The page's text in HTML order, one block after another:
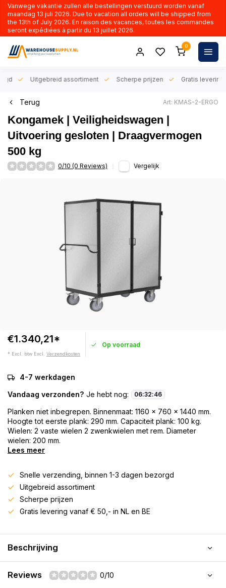
Vanwege vakantie zullen alle bestellingen verstuurd worden vanaf
maandag 13 juli 2026. Due to vacation all orders will be shipped from
the 13th of July 2026. En raison des vacances, toutes les commandes
seront expédiées à partir du 13 juillet 2026.
0
Uitgebreid assortiment Scherpe prijzen Gratis levering
Terug Art: KMAS-2-ERGO
Kongamek | Veiligheidswagen |
Uitvoering gesloten | Draagvermogen
500 kg
0/10 (0 Reviews) Vergelijk
€1.340,21*
* Excl. btw Excl. Verzendkosten
Op voorraad
4-7 werkdagen
Vandaag verzonden? Je hebt nog: 06:32:46
Planken niet inbegrepen. Binnenmaat: 1160 x 760 x 1440 mm.
Hoogte tot eerste plank: 290 mm. Capaciteit plank: 100 kg.
Wielen: 2 vaste wielen 2 zwenkwielen met rem. Diameter
wielen: 200 mm.
Lees meer
Snelle verzending, binnen 1-3 dagen bezorgd
Uitgebreid assortiment
Scherpe prijzen
Gratis levering vanaf € 50,- in NL en BE
Beschrijving
Reviews 0/10